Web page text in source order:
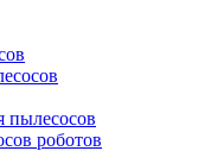
пылесосов
роботов